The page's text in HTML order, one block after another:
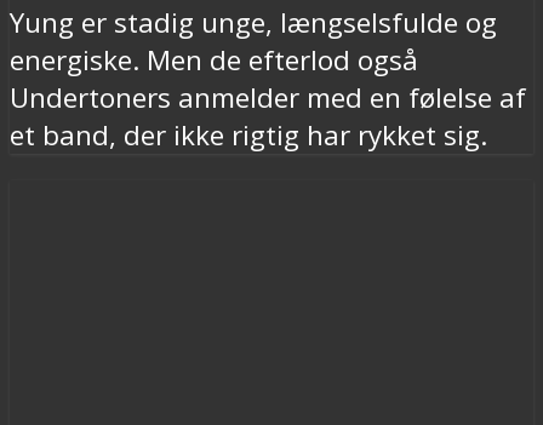
Yung er stadig unge, længselsfulde og
energiske. Men de efterlod også
Undertoners anmelder med en følelse af
et band, der ikke rigtig har rykket sig.